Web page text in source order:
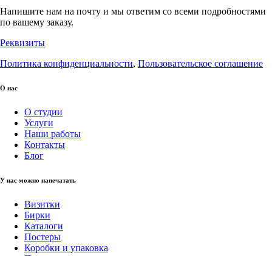
Напишите нам на почту и мы ответим со всеми подробностями
по вашему заказу.
Реквизиты
Политика конфиденциальности, Пользовательское соглашение
О нас
О студии
Услуги
Наши работы
Контакты
Блог
У нас можно напечатать
Визитки
Бирки
Каталоги
Постеры
Коробки и упаковка